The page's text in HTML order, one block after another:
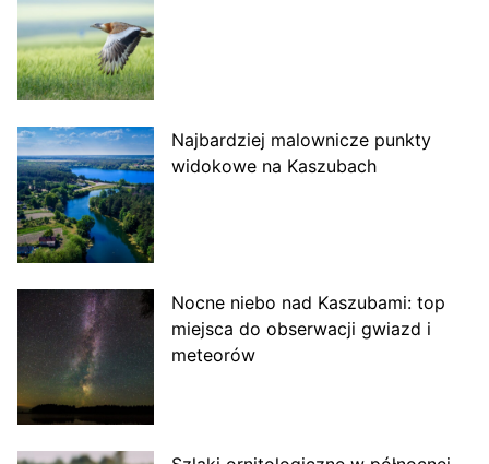
Najbardziej malownicze punkty
widokowe na Kaszubach
Nocne niebo nad Kaszubami: top
miejsca do obserwacji gwiazd i
meteorów